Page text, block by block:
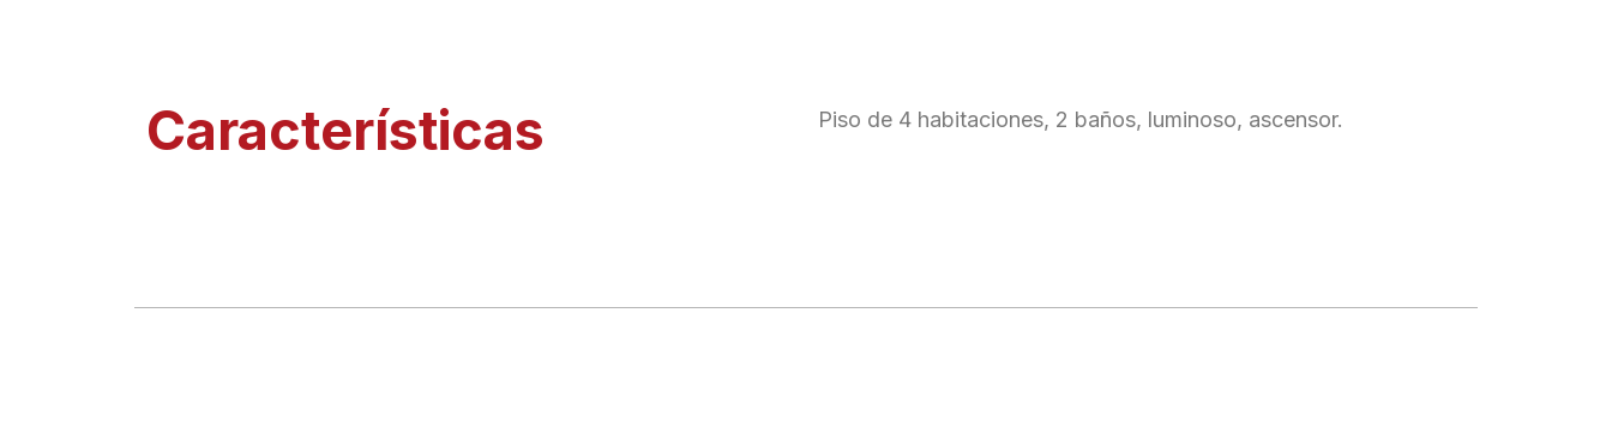
Características Piso de 4 habitaciones, 2 baños, luminoso, ascensor.